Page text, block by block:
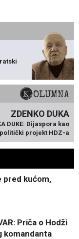
KOLUMNA
ZDENKO DUKA
DUKE: Dijaspora kao
politički projekt HDZ-a
pred kućom,
Priča o Hodži
komandanta